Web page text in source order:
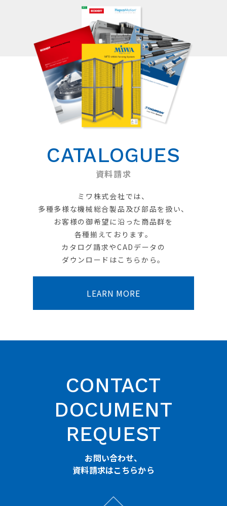
CATALOGUES
資料請求
ミワ株式会社では、
多種多様な機械総合製品及び部品を扱い、
お客様の御希望に沿った商品群を
各種揃えております。
カタログ請求やCADデータの
ダウンロードはこちらから。
LEARN MORE
CONTACT
DOCUMENT
REQUEST
お問い合わせ、
資料請求はこちらから